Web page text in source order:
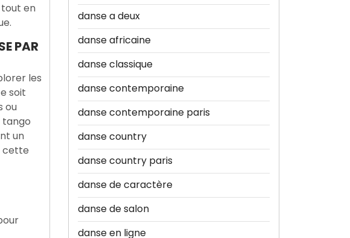
en
PAR
les
soit
ou
tango
un
cette
danse a deux
danse africaine
danse classique
danse contemporaine
danse contemporaine paris
danse country
danse country paris
danse de caractère
danse de salon
danse en ligne